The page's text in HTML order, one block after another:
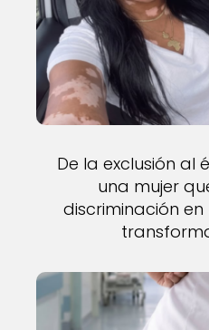
De la exclusión al
una mujer
discriminación